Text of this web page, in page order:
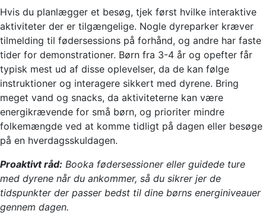
Hvis du planlægger et besøg, tjek først hvilke interaktive
aktiviteter der er tilgængelige. Nogle dyreparker kræver
tilmelding til fødersessions på forhånd, og andre har faste
tider for demonstrationer. Børn fra 3-4 år og opefter får
typisk mest ud af disse oplevelser, da de kan følge
instruktioner og interagere sikkert med dyrene. Bring
meget vand og snacks, da aktiviteterne kan være
energikrævende for små børn, og prioriter mindre
folkemængde ved at komme tidligt på dagen eller besøge
på en hverdagsskuldagen.
Proaktivt råd: Booka fødersessioner eller guidede ture
med dyrene når du ankommer, så du sikrer jer de
tidspunkter der passer bedst til dine børns energiniveauer
gennem dagen.